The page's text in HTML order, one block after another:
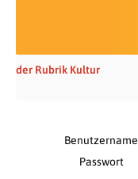
der Rubrik Kultur
Benutzername
Passwort